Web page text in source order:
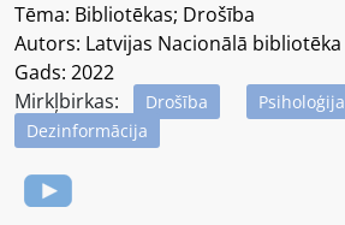
Tēma: Bibliotēkas; Drošība
Autors: Latvijas Nacionālā bibliotēka
Gads: 2022
Mirkļbirkas:
Drošība
Psiholoģija
Dezinformācija